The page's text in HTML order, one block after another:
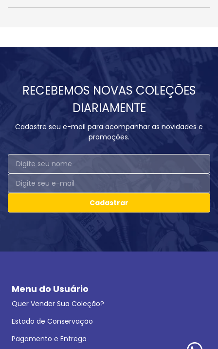
RECEBEMOS NOVAS COLEÇÕES
DIARIAMENTE
Cadastre seu e-mail para acompanhar as novidades e
promoções.
Cadastrar
Menu do Usuário
Quer Vender Sua Coleção?
Estado de Conservação
Pagamento e Entrega